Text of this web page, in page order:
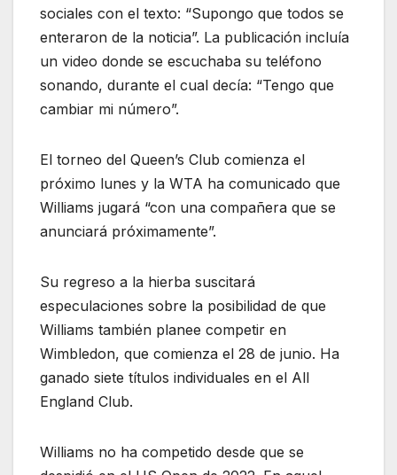
sociales con el texto: “Supongo que todos se
enteraron de la noticia”. La publicación incluía
un video donde se escuchaba su teléfono
sonando, durante el cual decía: “Tengo que
cambiar mi número”.
El torneo del Queen’s Club comienza el
próximo lunes y la WTA ha comunicado que
Williams jugará “con una compañera que se
anunciará próximamente”.
Su regreso a la hierba suscitará
especulaciones sobre la posibilidad de que
Williams también planee competir en
Wimbledon, que comienza el 28 de junio. Ha
ganado siete títulos individuales en el All
England Club.
Williams no ha competido desde que se